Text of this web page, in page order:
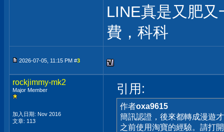
LINE真是又肥
費，科科
2026-07-05, 11:15 PM #3
rockjimmy-mk2
Major Member
加入日期: Nov 2016
文章: 113
引用:
作者oxa9615
簡訊認證，後來都轉成漫遊
之前使用淘寶的經驗。請打